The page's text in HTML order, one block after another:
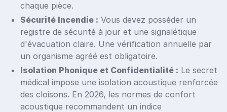
chaque pièce.
Sécurité Incendie : Vous devez posséder un
registre de sécurité à jour et une signalétique
d'évacuation claire. Une vérification annuelle par
un organisme agréé est obligatoire.
Isolation Phonique et Confidentialité : Le secret
médical impose une isolation acoustique renforcée
des cloisons. En 2026, les normes de confort
acoustique recommandent un indice